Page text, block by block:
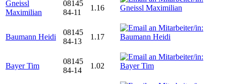
Gneissl
Maximilian
08145
84-11
1.16
Baumann Heidi
08145
84-13
1.17
Bayer Tim
08145
84-14
1.02